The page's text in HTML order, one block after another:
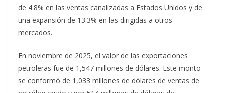
de 4.8% en las ventas canalizadas a Estados Unidos y de
una expansión de 13.3% en las dirigidas a otros
mercados.
En noviembre de 2025, el valor de las exportaciones
petroleras fue de 1,547 millones de dólares. Este monto
se conformó de 1,033 millones de dólares de ventas de